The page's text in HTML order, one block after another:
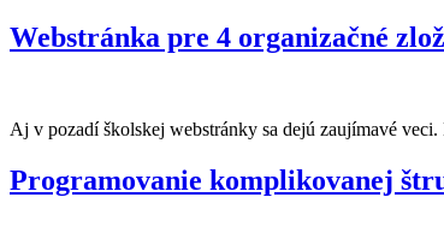
Webstránka pre 4 organizačné
Aj v pozadí školskej webstránky sa dejú zaujímavé
Programovanie komplikovanej